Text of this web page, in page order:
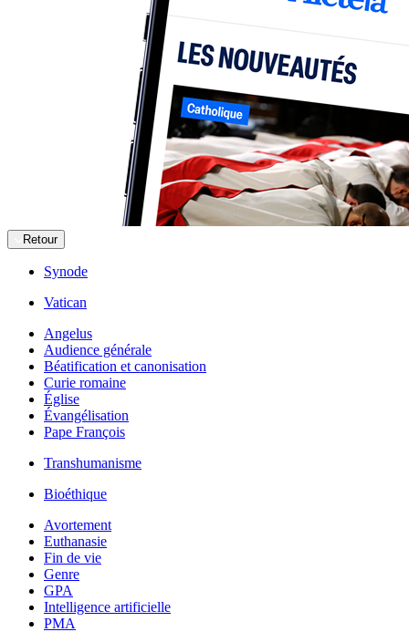
Retour
Synode
Vatican
Angelus
Audience générale
Béatification et canonisation
Curie romaine
Église
Évangélisation
Pape François
Transhumanisme
Bioéthique
Avortement
Euthanasie
Fin de vie
Genre
GPA
Intelligence artificielle
PMA